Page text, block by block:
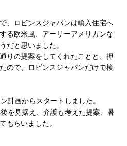
、ロビンスジャパンは輸入住宅へ
る欧米風、アーリーアメリカンな
だと思いました。
りの提案をしてくれたことと、押
ので、ロビンスジャパンだけで検
計画からスタートしました。
を見据え、介護も考えた提案、暑
もらいました。